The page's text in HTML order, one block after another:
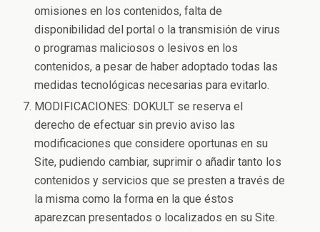
omisiones en los contenidos, falta de
disponibilidad del portal o la transmisión de virus
o programas maliciosos o lesivos en los
contenidos, a pesar de haber adoptado todas las
medidas tecnológicas necesarias para evitarlo.
MODIFICACIONES: DOKULT se reserva el
derecho de efectuar sin previo aviso las
modificaciones que considere oportunas en su
Site, pudiendo cambiar, suprimir o añadir tanto los
contenidos y servicios que se presten a través de
la misma como la forma en la que éstos
aparezcan presentados o localizados en su Site.